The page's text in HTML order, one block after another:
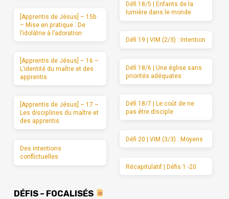
[Apprentis de Jésus] – 15b
– Mise en pratique : De
l’idolâtrie à l’adoration
[Apprentis de Jésus] – 16 –
L’identité du maître et des
apprentis
[Apprentis de Jésus] – 17 –
Les disciplines du maître et
des apprentis
Des intentions
conflictuelles
Défi 18/5 | Enfants de la
lumière dans le monde
Défi 19 | VIM (2/3) : Intention
Défi 18/6 | Une église sans
priorités adéquates
Défi 18/7 | Le coût de ne
pas être disciple
Défi 20 | VIM (3/3) : Moyens
Récapitulatif | Défis 1 -20
DÉFIS – FOCALISÉS